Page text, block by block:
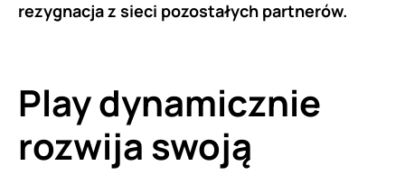
rezygnacja z sieci pozostałych partnerów.
Play dynamicznie
rozwija swoją